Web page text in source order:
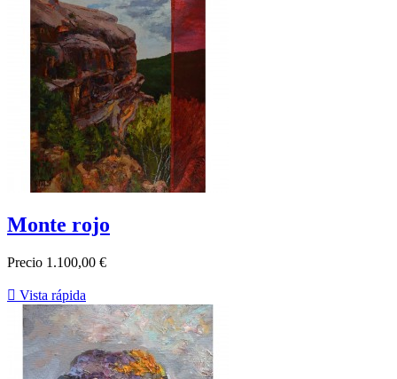
Monte rojo
Precio 1.100,00 €
 Vista rápida